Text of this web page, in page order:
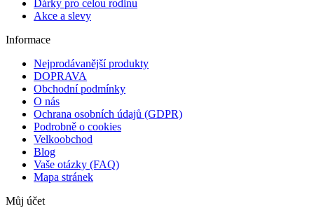
Dárky pro celou rodinu
Akce a slevy
Informace
Nejprodávanější produkty
DOPRAVA
Obchodní podmínky
O nás
Ochrana osobních údajů (GDPR)
Podrobně o cookies
Velkoobchod
Blog
Vaše otázky (FAQ)
Mapa stránek
Můj účet